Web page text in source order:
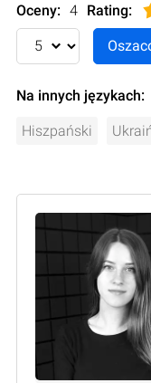
Oceny: 4 Rating:
Na innych językach:
Hiszpański